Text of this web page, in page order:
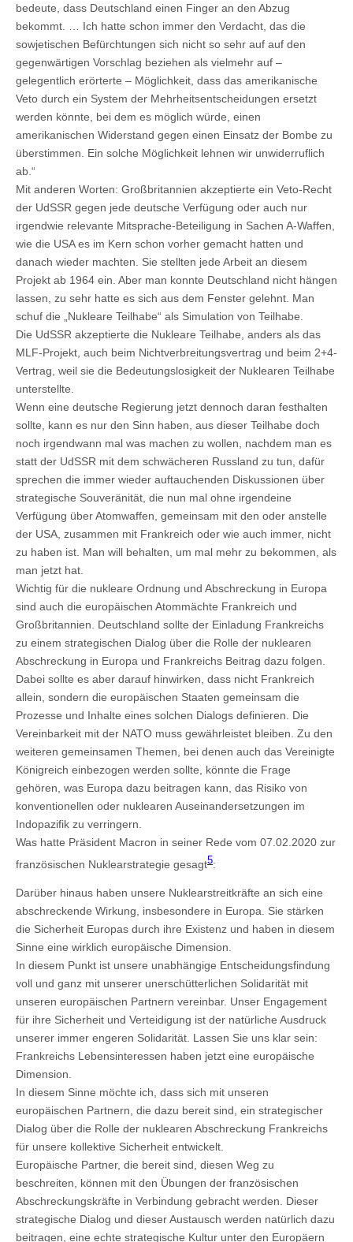
bedeute, dass Deutschland einen Finger an den Abzug
bekommt. … Ich hatte schon immer den Verdacht, das die
sowjetischen Befürchtungen sich nicht so sehr auf auf den
gegenwärtigen Vorschlag beziehen als vielmehr auf –
gelegentlich erörterte – Möglichkeit, dass das amerikanische
Veto durch ein System der Mehrheitsentscheidungen ersetzt
werden könnte, bei dem es möglich würde, einen
amerikanischen Widerstand gegen einen Einsatz der Bombe zu
überstimmen. Ein solche Möglichkeit lehnen wir unwiderruflich
ab.“
Mit anderen Worten: Großbritannien akzeptierte ein Veto-Recht
der UdSSR gegen jede deutsche Verfügung oder auch nur
irgendwie relevante Mitsprache-Beteiligung in Sachen A-Waffen,
wie die USA es im Kern schon vorher gemacht hatten und
danach wieder machten. Sie stellten jede Arbeit an diesem
Projekt ab 1964 ein. Aber man konnte Deutschland nicht hängen
lassen, zu sehr hatte es sich aus dem Fenster gelehnt. Man
schuf die „Nukleare Teilhabe“ als Simulation von Teilhabe.
Die UdSSR akzeptierte die Nukleare Teilhabe, anders als das
MLF-Projekt, auch beim Nichtverbreitungsvertrag und beim 2+4-
Vertrag, weil sie die Bedeutungslosigkeit der Nuklearen Teilhabe
unterstellte.
Wenn eine deutsche Regierung jetzt dennoch daran festhalten
sollte, kann es nur den Sinn haben, aus dieser Teilhabe doch
noch irgendwann mal was machen zu wollen, nachdem man es
statt der UdSSR mit dem schwächeren Russland zu tun, dafür
sprechen die immer wieder auftauchenden Diskussionen über
strategische Souveränität, die nun mal ohne irgendeine
Verfügung über Atomwaffen, gemeinsam mit den oder anstelle
der USA, zusammen mit Frankreich oder wie auch immer, nicht
zu haben ist. Man will behalten, um mal mehr zu bekommen, als
man jetzt hat.
Wichtig für die nukleare Ordnung und Abschreckung in Europa
sind auch die europäischen Atommächte Frankreich und
Großbritannien. Deutschland sollte der Einladung Frankreichs
zu einem strategischen Dialog über die Rolle der nuklearen
Abschreckung in Europa und Frankreichs Beitrag dazu folgen.
Dabei sollte es aber darauf hinwirken, dass nicht Frankreich
allein, sondern die europäischen Staaten gemeinsam die
Prozesse und Inhalte eines solchen Dialogs definieren. Die
Vereinbarkeit mit der NATO muss gewährleistet bleiben. Zu den
weiteren gemeinsamen Themen, bei denen auch das Vereinigte
Königreich einbezogen werden sollte, könnte die Frage
gehören, was Europa dazu beitragen kann, das Risiko von
konventionellen oder nuklearen Auseinandersetzungen im
Indopazifik zu verringern.
Was hatte Präsident Macron in seiner Rede vom 07.02.2020 zur
französischen Nuklearstrategie gesagt5:
Darüber hinaus haben unsere Nuklearstreitkräfte an sich eine
abschreckende Wirkung, insbesondere in Europa. Sie stärken
die Sicherheit Europas durch ihre Existenz und haben in diesem
Sinne eine wirklich europäische Dimension.
In diesem Punkt ist unsere unabhängige Entscheidungsfindung
voll und ganz mit unserer unerschütterlichen Solidarität mit
unseren europäischen Partnern vereinbar. Unser Engagement
für ihre Sicherheit und Verteidigung ist der natürliche Ausdruck
unserer immer engeren Solidarität. Lassen Sie uns klar sein:
Frankreichs Lebensinteressen haben jetzt eine europäische
Dimension.
In diesem Sinne möchte ich, dass sich mit unseren
europäischen Partnern, die dazu bereit sind, ein strategischer
Dialog über die Rolle der nuklearen Abschreckung Frankreichs
für unsere kollektive Sicherheit entwickelt.
Europäische Partner, die bereit sind, diesen Weg zu
beschreiten, können mit den Übungen der französischen
Abschreckungskräfte in Verbindung gebracht werden. Dieser
strategische Dialog und dieser Austausch werden natürlich dazu
beitragen, eine echte strategische Kultur unter den Europäern